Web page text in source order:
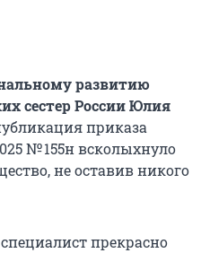
развитию
сестер России Юлия
приказа
№ 155н всколыхнуло
не оставив никого
прекрасно